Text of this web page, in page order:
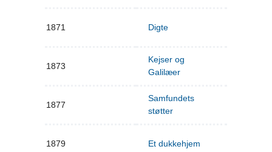
1871 Digte
1873
Kejser og
Galilæer
1877
Samfundets
støtter
1879 Et dukkehjem